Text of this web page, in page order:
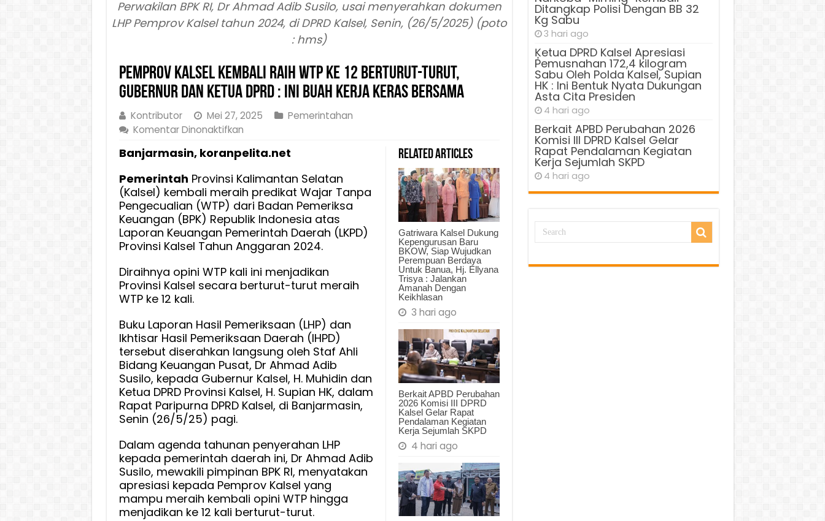
Perwakilan BPK RI, Dr Ahmad Adib Susilo, usai menyerahkan dokumen
LHP Pemprov Kalsel tahun 2024, di DPRD Kalsel, Senin, (26/5/2025) (poto
: hms)
Pemprov Kalsel Kembali Raih WTP ke 12 Berturut-Turut,
Gubernur dan Ketua DPRD : Ini Buah Kerja Keras Bersama
Kontributor Mei 27, 2025
Pemerintahan
Komentar Dinonaktifkanpada
Kalsel
Raih
WTP
ke
12
Berturut-
Turut,
Gubernur
dan
:
Ini
Buah
Kerja
Keras
Bersama
Related Articles
Gatriwara Kalsel Dukung
Kepengurusan Baru
BKOW, Siap Wujudkan
Perempuan Berdaya
Untuk Banua, Hj. Ellyana
Trisya : Jalankan
Amanah Dengan
Keikhlasan
3 hari ago
Berkait APBD Perubahan
2026 Komisi III DPRD
Kalsel Gelar Rapat
Pendalaman Kegiatan
Kerja Sejumlah SKPD
4 hari ago
Banjarmasin, koranpelita.net
Pemerintah Provinsi Kalimantan Selatan
(Kalsel) kembali meraih predikat Wajar Tanpa
Pengecualian (WTP) dari Badan Pemeriksa
Keuangan (BPK) Republik Indonesia atas
Laporan Keuangan Pemerintah Daerah (LKPD)
Provinsi Kalsel Tahun Anggaran 2024.
Diraihnya opini WTP kali ini menjadikan
Provinsi Kalsel secara berturut-turut meraih
WTP ke 12 kali.
Buku Laporan Hasil Pemeriksaan (LHP) dan
Ikhtisar Hasil Pemeriksaan Daerah (IHPD)
tersebut diserahkan langsung oleh Staf Ahli
Bidang Keuangan Pusat, Dr Ahmad Adib
Susilo, kepada Gubernur Kalsel, H. Muhidin dan
Ketua DPRD Provinsi Kalsel, H. Supian HK, dalam
Rapat Paripurna DPRD Kalsel, di Banjarmasin,
Senin (26/5/25) pagi.
Dalam agenda tahunan penyerahan LHP
kepada pemerintah daerah ini, Dr Ahmad Adib
Susilo, mewakili pimpinan BPK RI, menyatakan
apresiasi kepada Pemprov Kalsel yang
mampu meraih kembali opini WTP hingga
menjadikan ke 12 kali berturut-turut.
Ditangkap Polisi Dengan BB 32
Kg Sabu
3 hari ago
Ķetua DPRD Kalsel Apresiasi
Pemusnahan 172,4 kilogram
Sabu Oleh Polda Kalsel, Supian
HK : Ini Bentuk Nyata Dukungan
Asta Cita Presiden
4 hari ago
Berkait APBD Perubahan 2026
Komisi III DPRD Kalsel Gelar
Rapat Pendalaman Kegiatan
Kerja Sejumlah SKPD
4 hari ago